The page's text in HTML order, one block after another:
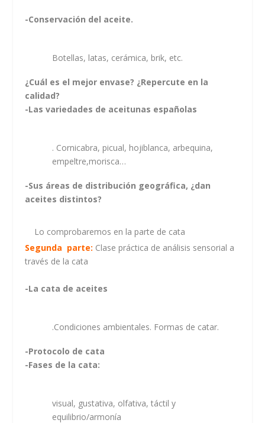
-Conservación del aceite.
Botellas, latas, cerámica, brik, etc.
¿Cuál es el mejor envase? ¿Repercute en la
calidad?
-Las variedades de aceitunas españolas
. Cornicabra, picual, hojiblanca, arbequina,
empeltre,morisca…
-Sus áreas de distribución geográfica, ¿dan
aceites distintos?
Lo comprobaremos en la parte de cata
Segunda parte: Clase práctica de análisis sensorial a
través de la cata
-La cata de aceites
.Condiciones ambientales. Formas de catar.
-Protocolo de cata
-Fases de la cata:
visual, gustativa, olfativa, táctil y
equilibrio/armonía